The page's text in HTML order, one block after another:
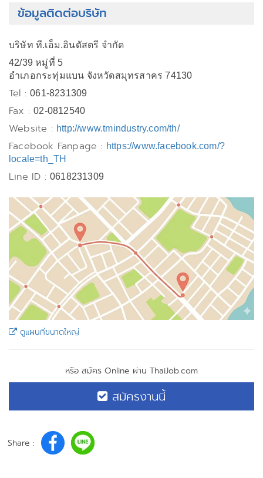
ข้อมูลติดต่อบริษัท
บริษัท ที.เอ็ม.อินดัสตรี จำกัด
42/39 หมู่ที่ 5
อำเภอกระทุ่มแบน จังหวัดสมุทรสาคร 74130
Tel :061-8231309
Fax :02-0812540
Website : http://www.tmindustry.com/th/
Facebook Fanpage : https://www.facebook.com/?
locale=th_TH
Line ID : 0618231309
ดูแผนที่ขนาดใหญ่
หรือ สมัคร Online ผ่าน ThaiJob.com
สมัครงานนี้
Share :